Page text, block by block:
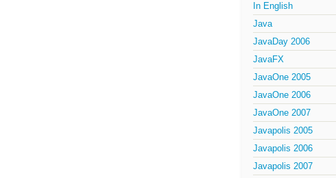
In English
Java
JavaDay 2006
JavaFX
JavaOne 2005
JavaOne 2006
JavaOne 2007
Javapolis 2005
Javapolis 2006
Javapolis 2007